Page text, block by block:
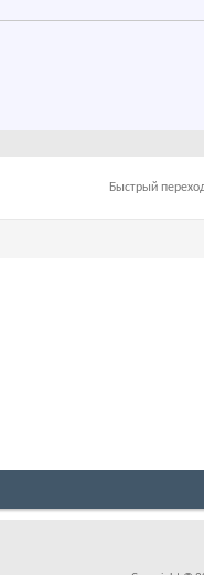
Быстрый